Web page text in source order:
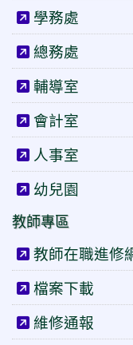
學務處
總務處
輔導室
會計室
人事室
幼兒園
教師專區
教師在職進修
檔案下載
維修通報